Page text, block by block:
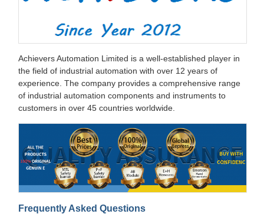
Achievers Automation Limited is a well-established player in
the field of industrial automation with over 12 years of
experience. The company provides a comprehensive range
of industrial automation components and instruments to
customers in over 45 countries worldwide.
Frequently Asked Questions